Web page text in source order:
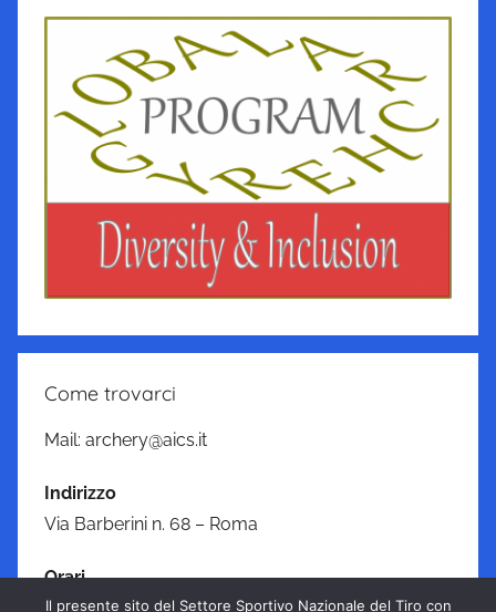
Come trovarci
Mail: archery@aics.it
Indirizzo
Via Barberini n. 68 – Roma
Orari
Lunedì—Venerdì: 09:00–17:00
Il presente sito del Settore Sportivo Nazionale del Tiro con